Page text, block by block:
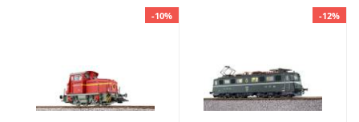
-10% -12%